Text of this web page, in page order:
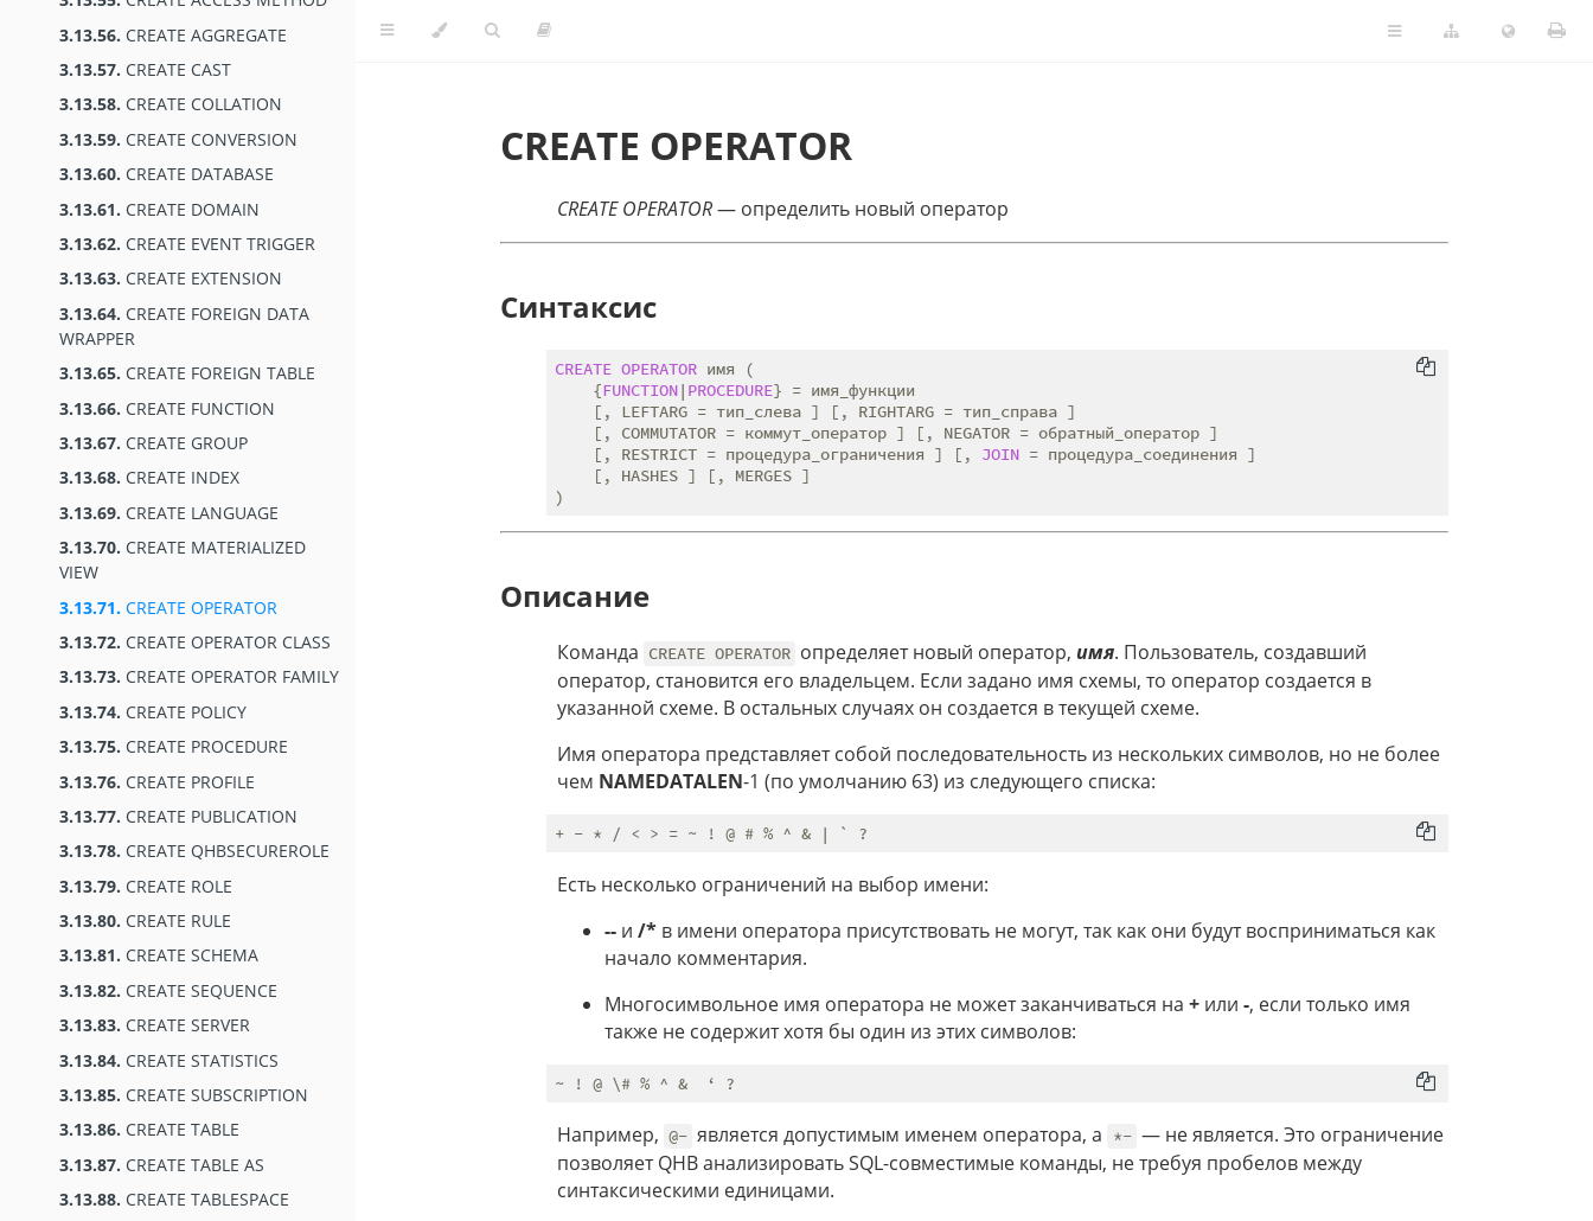
3.13.56. CREATE AGGREGATE
3.13.57. CREATE CAST
3.13.58. CREATE COLLATION
3.13.59. CREATE CONVERSION
3.13.60. CREATE DATABASE
3.13.61. CREATE DOMAIN
3.13.62. CREATE EVENT TRIGGER
3.13.63. CREATE EXTENSION
3.13.64. CREATE FOREIGN DATA
WRAPPER
3.13.65. CREATE FOREIGN TABLE
3.13.66. CREATE FUNCTION
3.13.67. CREATE GROUP
3.13.68. CREATE INDEX
3.13.69. CREATE LANGUAGE
3.13.70. CREATE MATERIALIZED
VIEW
3.13.71. CREATE OPERATOR
3.13.72. CREATE OPERATOR CLASS
3.13.73. CREATE OPERATOR FAMILY
3.13.74. CREATE POLICY
3.13.75. CREATE PROCEDURE
3.13.76. CREATE PROFILE
3.13.77. CREATE PUBLICATION
3.13.78. CREATE QHBSECUREROLE
3.13.79. CREATE ROLE
3.13.80. CREATE RULE
3.13.81. CREATE SCHEMA
3.13.82. CREATE SEQUENCE
3.13.83. CREATE SERVER
3.13.84. CREATE STATISTICS
3.13.85. CREATE SUBSCRIPTION
3.13.86. CREATE TABLE
3.13.87. CREATE TABLE AS
3.13.88. CREATE TABLESPACE
CREATE OPERATOR
CREATE OPERATOR— определить новый оператор
Синтаксис
CREATE OPERATOR имя (
    {
FUNCTION| PROCEDURE} = имя_функции
    [, LEFTARG = тип_слева ] [, RIGHTARG = тип_справа ]
    [, COMMUTATOR = коммут_оператор ] [, NEGATOR = обратный_оператор ]
    [, RESTRICT = процедура_ограничения ] [,
JOIN = процедура_соединения ]
    [, HASHES ] [, MERGES ]
Описание
Команда CREATE OPERATOR определяет новый оператор, имя. Пользователь, создавший
оператор, становится его владельцем. Если задано имя схемы, то оператор создается в
указанной схеме. В остальных случаях он создается в текущей схеме.
Имя оператора представляет собой последовательность из нескольких символов, но не более
чем NAMEDATALEN-1 (по умолчанию 63) из следующего списка:
Есть несколько ограничений на выбор имени:
-- и /* в имени оператора присутствовать не могут, так как они будут восприниматься как
начало комментария.
Многосимвольное имя оператора не может заканчиваться на + или -, если только имя
также не содержит хотя бы один из этих символов:
Например, @- является допустимым именем оператора, а *- — не является. Это ограничение
позволяет QHB анализировать SQL-совместимые команды, не требуя пробелов между
синтаксическими единицами.